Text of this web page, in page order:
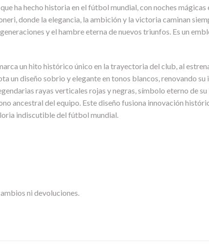
ha hecho historia en el fútbol mundial, con noches mágicas
donde la elegancia, la ambición y la victoria caminan
y el hambre eterna de nuevos triunfos. Es un
un hito histórico único en la trayectoria del club, al
un diseño sobrio y elegante en tonos blancos, renovando
rayas verticales rojas y negras, símbolo eterno de
ancestral del equipo. Este diseño fusiona innovación
indiscutible del fútbol mundial.
ni devoluciones.